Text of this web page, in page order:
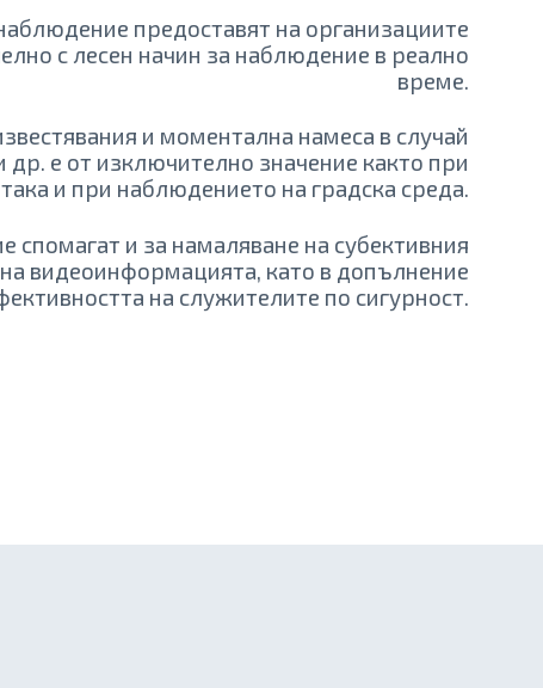
предоставят на организациите
с лесен начин за наблюдение в реално
време.
и моментална намеса в случай
е от изключително значение както при
и при наблюдението на градска среда.
и за намаляване на субективния
видеоинформацията, като в допълнение
на служителите по сигурност.